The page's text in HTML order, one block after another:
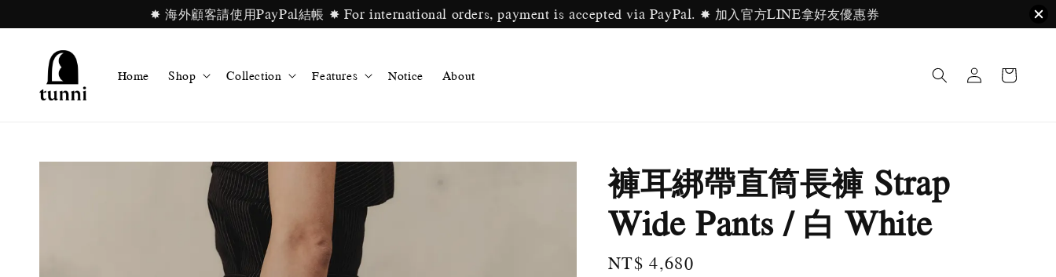
✸ 海外顧客請使用PayPal結帳 ✸ For international orders, payment is accepted via PayPal. ✸ 加入官方LINE拿好友優惠券
Home Shop Collection Features Notice About
褲耳綁帶直筒長褲 Strap
Wide Pants / 白 White
Regular
NT$ 4,680